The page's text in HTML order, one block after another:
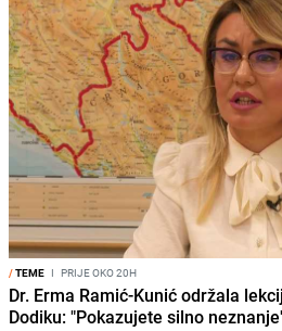
/TEME I PRIJE OKO 20H
Dr. Erma Ramić-Kunić održala
Dodiku: "Pokazujete silno